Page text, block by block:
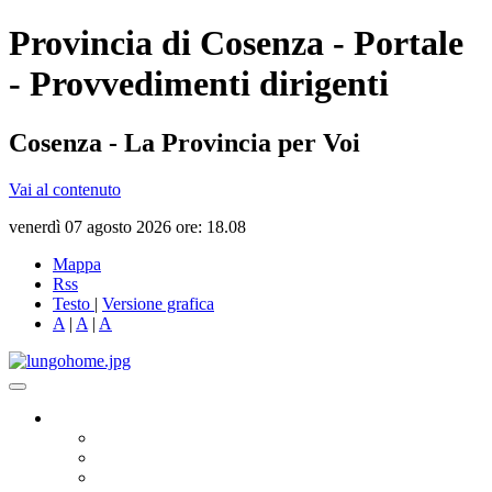
Provincia di Cosenza - Portale
- Provvedimenti dirigenti
Cosenza - La Provincia per Voi
Vai al contenuto
venerdì 07 agosto 2026 ore: 18.08
Mappa
Rss
Testo | Versione grafica
A | A | A